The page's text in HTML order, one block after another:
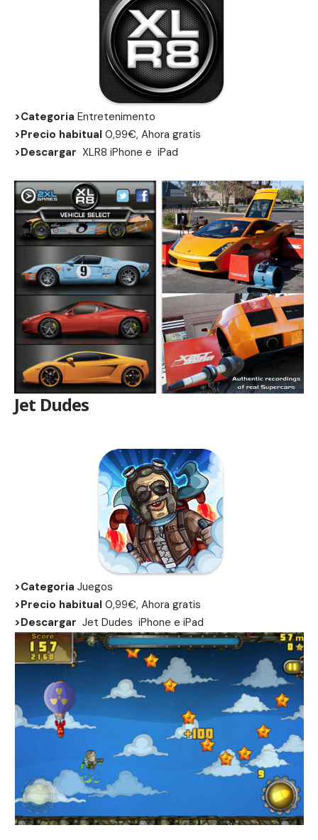
>Categoria Entretenimento
>Precio habitual 0,99€, Ahora gratis
>Descargar XLR8 iPhone e iPad
Jet Dudes
>Categoria Juegos
>Precio habitual 0,99€, Ahora gratis
>Descargar Jet Dudes iPhone e iPad